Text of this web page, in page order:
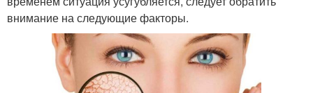
внимание на следующие факторы.